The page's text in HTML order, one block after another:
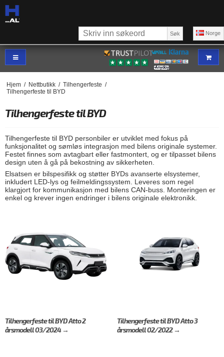
Norge
Søk
Hjem / Nettbutikk / Tilhengerfeste /
Tilhengerfeste til BYD
Tilhengerfeste til BYD
Tilhengerfeste til BYD personbiler er utviklet med fokus på
funksjonalitet og sømløs integrasjon med bilens originale systemer.
Festet finnes som avtagbart eller fastmontert, og er tilpasset bilens
design uten å gå på bekostning av sikkerheten.
Elsatsen er bilspesifikk og støtter BYDs avanserte elsystemer,
inkludert LED-lys og feilmeldingssystem. Leveres som regel
klargjort for kommunikasjon med bilens CAN-buss. Monteringen er
enkel og krever ingen endringer i bilens originale elektronikk.
Tilhengerfeste til BYD Atto 2
årsmodell 03/2024 →
Tilhengerfeste til BYD Atto 3
årsmodell 02/2022 →